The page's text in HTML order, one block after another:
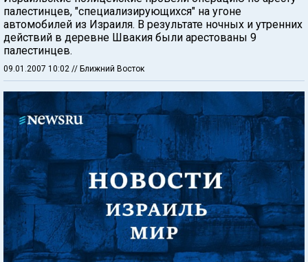
палестинцев, "специализирующихся" на угоне
автомобилей из Израиля. В результате ночных и утренних
действий в деревне Швакия были арестованы 9
палестинцев.
09.01.2007 10:02 // Ближний Восток